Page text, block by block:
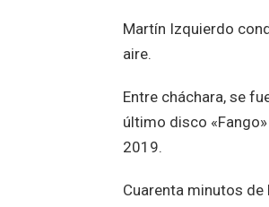
Martín Izquierdo
aire.
Entre cháchara, se
último disco
2019.
Cuarenta minutos de